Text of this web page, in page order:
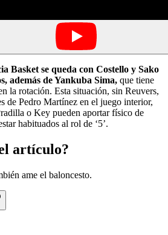
Basket se queda con Costello y Sako
además de Yankuba Sima, que tiene
la rotación. Esta situación, sin Reuvers,
de Pedro Martínez en el juego interior,
o Key pueden aportar físico de
habituados al rol de ‘5’.
artículo?
ame el baloncesto.